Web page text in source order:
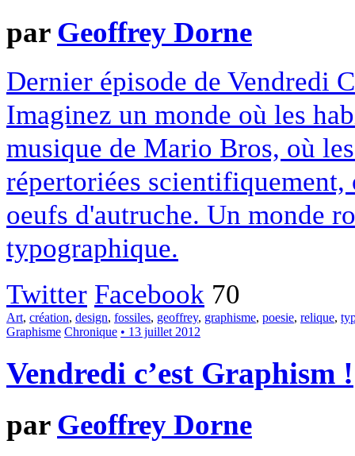
par Geoffrey Dorne
Dernier épisode de Vendredi
Imaginez un monde où les
musique de Mario Bros, où
répertoriées scientifiquement,
oeufs d'autruche. Un monde
typographique.
Twitter Facebook 70
Art, création, design, fossiles, geoffrey, graphisme, poesie, relique,
Graphisme Chronique • 13 juillet 2012
Vendredi c’est Graphism !
par Geoffrey Dorne